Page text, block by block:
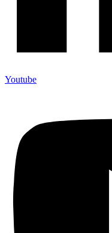
Youtube